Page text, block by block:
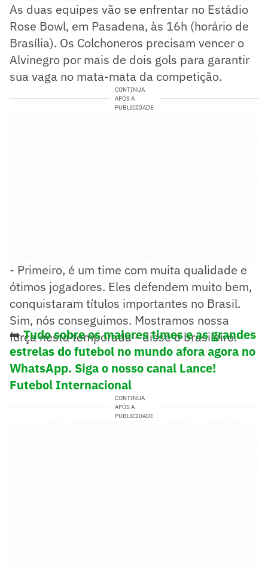
As duas equipes vão se enfrentar no Estádio
Rose Bowl, em Pasadena, às 16h (horário de
Brasília). Os Colchoneros precisam vencer o
Alvinegro por mais de dois gols para garantir
sua vaga no mata-mata da competição.
CONTINUA
APÓS A
PUBLICIDADE
- Primeiro, é um time com muita qualidade e
ótimos jogadores. Eles defendem muito bem,
conquistaram títulos importantes no Brasil.
Sim, nós conseguimos. Mostramos nossa
força nesta temporada - disse o brasileiro.
➡️Tudo sobre os maiores times e as grandes
estrelas do futebol no mundo afora agora no
WhatsApp. Siga o nosso canal Lance!
Futebol Internacional
CONTINUA
APÓS A
PUBLICIDADE